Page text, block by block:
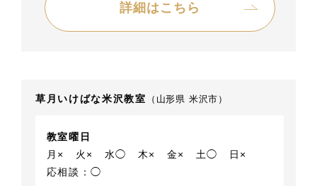
詳細はこちら
草月いけばな米沢教室 （山形県 米沢市）
教室曜日
月×
火× 水◯ 木× 金× 土◯
日×
応相談：◯